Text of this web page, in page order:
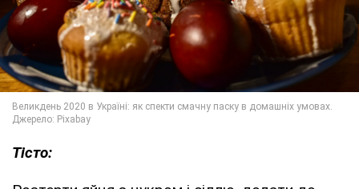
Тісто: